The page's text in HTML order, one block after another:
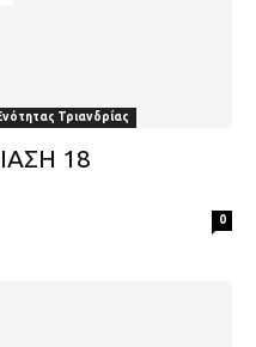
Τριανδρίας
18
0